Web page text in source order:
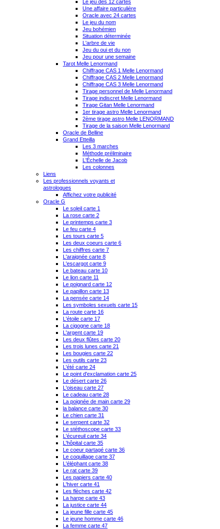
Le jeu des 12 cartes
Une affaire particulière
Oracle avec 24 cartes
Le jeu du nom
Jeu bohémien
Situation déterminée
L'arbre de vie
Jeu du oui et du non
Jeu pour une semaine
Tarot Melle Lenormand
Chiffrage CAS 1 Melle Lenormand
Chiffrage CAS 2 Melle Lenormand
Chiffrage CAS 3 Melle Lenormand
Tirage personnel de Melle Lenormand
Tirage indiscret Melle Lenormand
Tirage Gitan Melle Lenormand
1er tirage astro Melle Lenormand
2ème tirage astro Melle LENORMAND
Tirage de la saison Melle Lenormand
Oracle de Belline
Grand Etteilla
Les 3 marches
Méthode préliminaire
L'Échelle de Jacob
Les colonnes
Liens
Les professionnels voyants et
astrologues
Affichez votre publicité
Oracle G
Le soleil carte 1
La rose carte 2
Le printemps carte 3
Le feu carte 4
Les tours carte 5
Les deux coeurs carte 6
Les chiffres carte 7
L'araignée carte 8
L'escargot carte 9
Le bateau carte 10
Le lion carte 11
Le poignard carte 12
Le papillon carte 13
La pensée carte 14
Les symboles sexuels carte 15
La route carte 16
L'étoile carte 17
La cigogne carte 18
L'argent carte 19
Les deux flûtes carte 20
Les trois lunes carte 21
Les bougies carte 22
Les outils carte 23
L'été carte 24
Le point d'exclamation carte 25
Le désert carte 26
L'oiseau carte 27
Le cadeau carte 28
La poignée de main carte 29
la balance carte 30
Le chien carte 31
Le serpent carte 32
Le stéthoscope carte 33
L'écureuil carte 34
L'hôpital carte 35
Le coeur partagé carte 36
Le coquillage carte 37
L'éléphant carte 38
Le rat carte 39
Les papiers carte 40
L'hiver carte 41
Les flèches carte 42
La harpe carte 43
La justice carte 44
La jeune fille carte 45
Le jeune homme carte 46
La femme carte 47